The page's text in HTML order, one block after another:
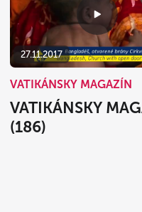
27.11.2017
VATIKÁNSKY MAGAZÍN
VATIKÁNSKY
(186)